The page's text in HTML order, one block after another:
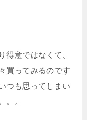
得意ではなくて、
買ってみるのです
つも思ってしまい
。。